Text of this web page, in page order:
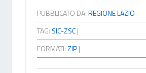
PUBBLICATO DA:REGIONE LAZIO
TAG: SIC-ZSC|
FORMATI:ZIP|